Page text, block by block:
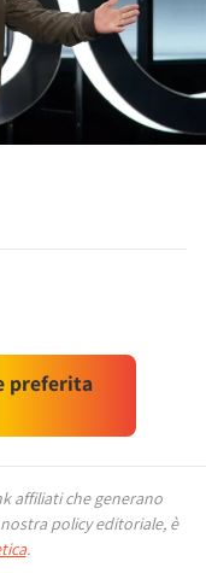
preferita
affiliati che generano
policy editoriale, è
.